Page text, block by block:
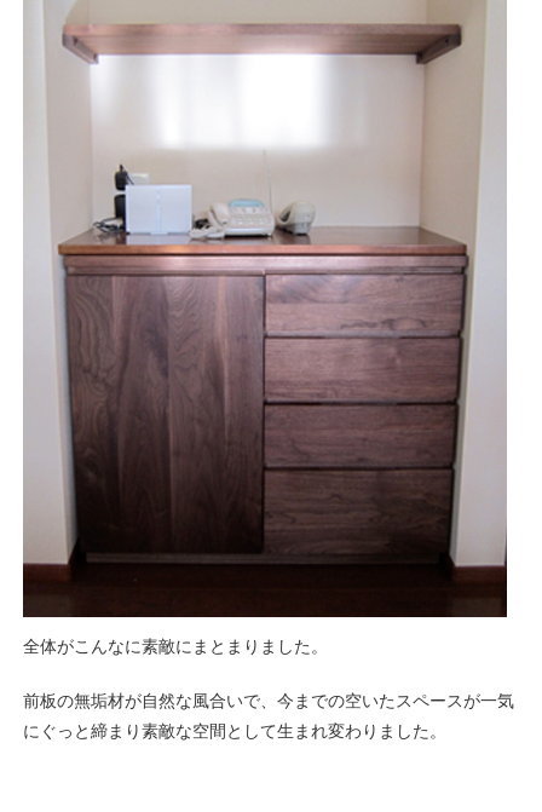
全体がこんなに素敵にまとまりました。
前板の無垢材が自然な風合いで、今までの空いたスペースが一気
にぐっと締まり素敵な空間として生まれ変わりました。